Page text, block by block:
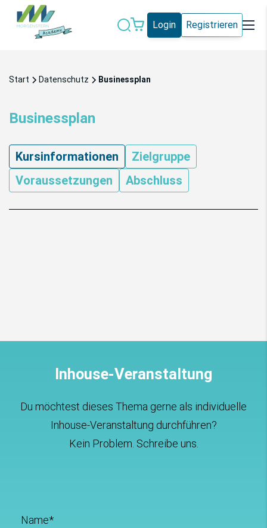
Login Registrieren
Schweiz Social Media
Start Datenschutz Businessplan
Businessplan
Kursinformationen
Zielgruppe
Voraussetzungen
Abschluss
Inhouse-Veranstaltung
Du möchtest dieses Thema gerne als individuelle
Inhouse-Veranstaltung durchführen?
Kein Problem. Schreibe uns.
Name*